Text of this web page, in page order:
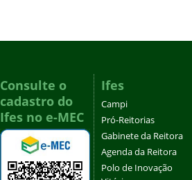
Consulte o
cadastro do
Ifes no e-MEC
Ifes
Campi
Pró-Reitorias
Gabinete da Reitora
Agenda da Reitora
Polo de Inovação